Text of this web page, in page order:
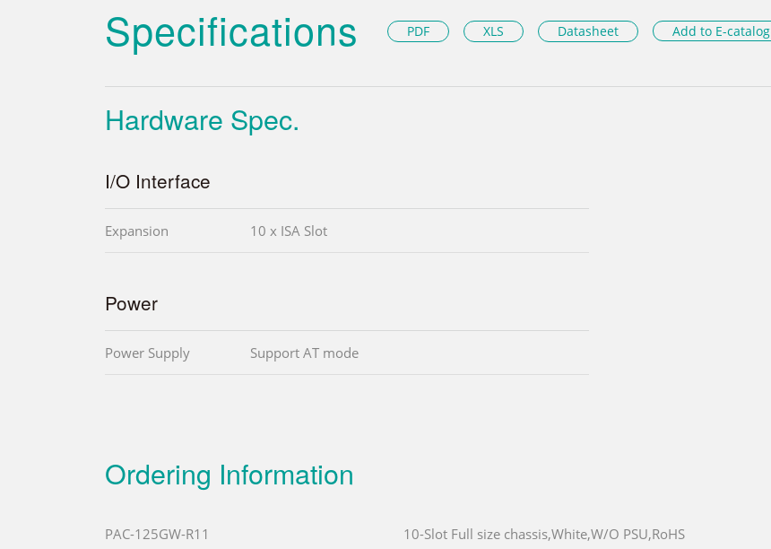
Specifications PDF XLS Datasheet Add to E-catalog
Hardware Spec.
I/O Interface
Expansion 10 x ISA Slot
Power
Power Supply Support AT mode
Ordering Information
PAC-125GW-R11 10-Slot Full size chassis,White,W/O PSU,RoHS